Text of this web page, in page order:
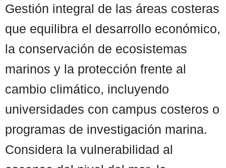
Gestión integral de las áreas costeras
que equilibra el desarrollo económico,
la conservación de ecosistemas
marinos y la protección frente al
cambio climático, incluyendo
universidades con campus costeros o
programas de investigación marina.
Considera la vulnerabilidad al